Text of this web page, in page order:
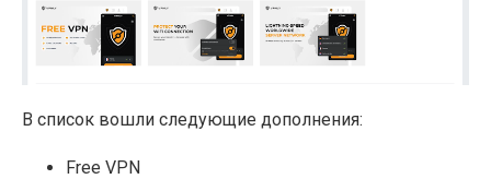
В список вошли следующие дополнения:
Free VPN